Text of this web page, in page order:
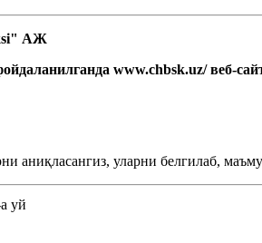
АЖ
www.chbsk.uz/ веб-
аниқласангиз, уларни белгилаб,
уй